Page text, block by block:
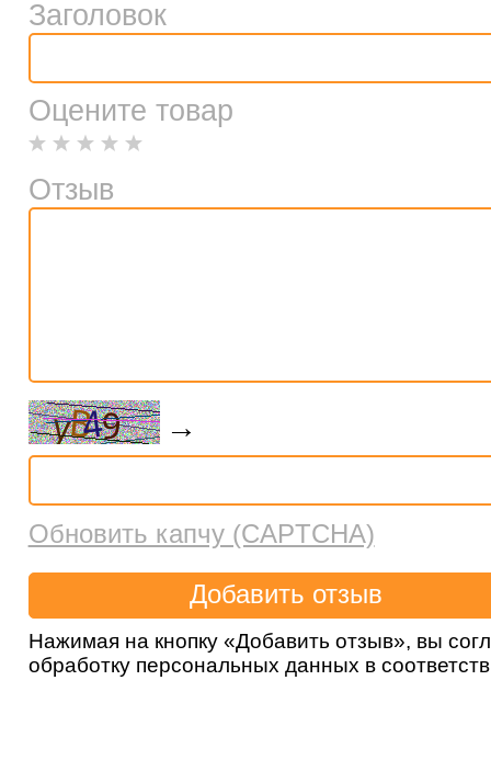
Заголовок
Оцените товар
Отзыв
→
Обновить капчу (CAPTCHA)
Нажимая на кнопку «Добавить отзыв», вы
обработку персональных данных в